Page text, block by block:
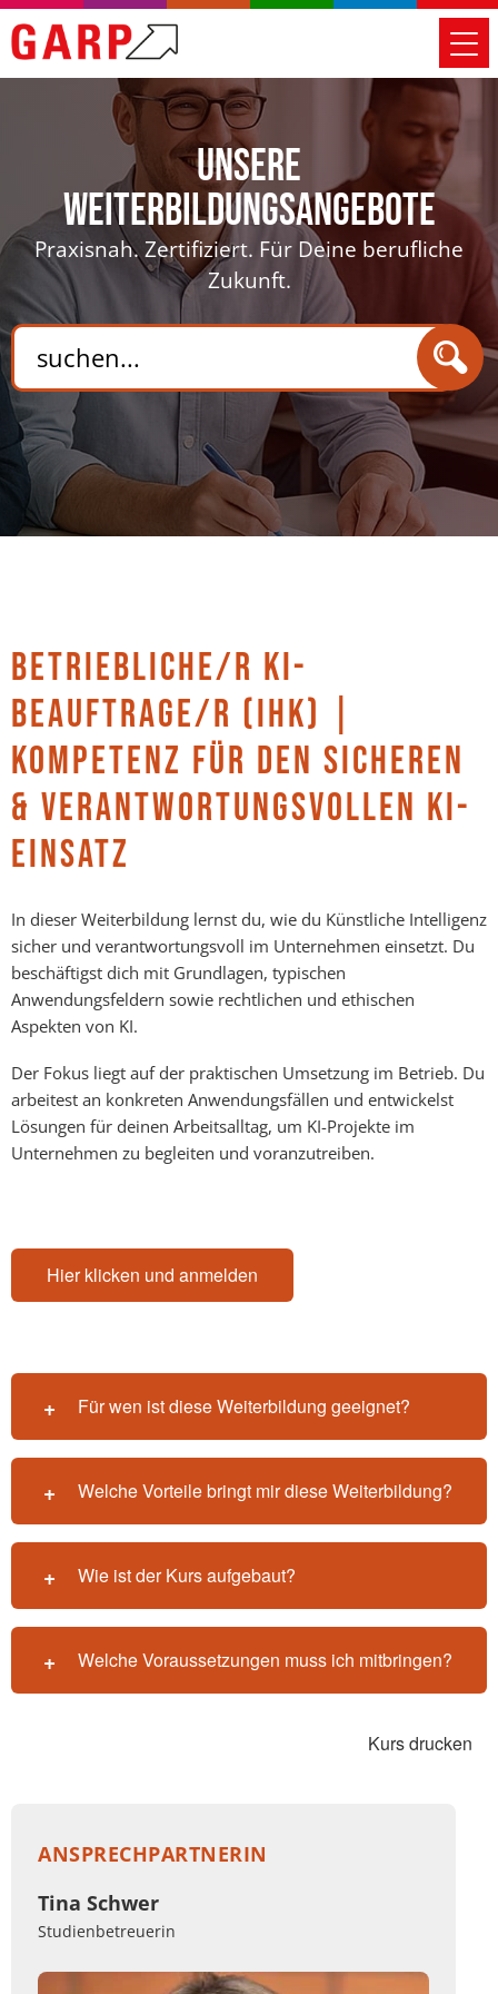
Unsere
Weiterbildungsangebote
Praxisnah. Zertifiziert. Für Deine berufliche
Zukunft.
BETRIEBLICHE/R KI-
BEAUFTRAGE/R (IHK) |
KOMPETENZ FÜR DEN SICHEREN
& VERANTWORTUNGSVOLLEN KI-
EINSATZ
In dieser Weiterbildung lernst du, wie du Künstliche Intelligenz
sicher und verantwortungsvoll im Unternehmen einsetzt. Du
beschäftigst dich mit Grundlagen, typischen
Anwendungsfeldern sowie rechtlichen und ethischen
Aspekten von KI.
Der Fokus liegt auf der praktischen Umsetzung im Betrieb. Du
arbeitest an konkreten Anwendungsfällen und entwickelst
Lösungen für deinen Arbeitsalltag, um KI-Projekte im
Unternehmen zu begleiten und voranzutreiben.
Hier klicken und anmelden
Für wen ist diese Weiterbildung geeignet?
Welche Vorteile bringt mir diese Weiterbildung?
Wie ist der Kurs aufgebaut?
Welche Voraussetzungen muss ich mitbringen?
Kurs drucken
ANSPRECHPARTNERIN
Tina Schwer
Studienbetreuerin